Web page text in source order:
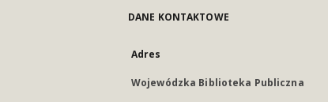
DANE KONTAKTOWE
Adres
Wojewódzka Biblioteka Publiczna